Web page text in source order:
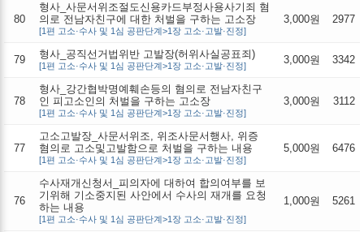
80
형사_사문서위조절도신용카드부정사용사기죄 혐
의로 전남자친구에 대한 처벌을 구하는 고소장
[1편 고소·수사 및 1심 공판단계>1장 고소·고발·진정]
3,000원 2977
79 형사_공직선거법위반 고발장(허위사실공표죄)
[1편 고소·수사 및 1심 공판단계>1장 고소·고발·진정] 3,000원 3342
78
형사_강간협박명예훼손등의 혐의로 전남자친구
인 피고소인의 처벌을 구하는 고소장
[1편 고소·수사 및 1심 공판단계>1장 고소·고발·진정]
3,000원 3112
77
고소고발장_사문서위조, 위조사문서행사, 위증
혐의로 고소및고발함으로 처벌을 구하는 내용
[1편 고소·수사 및 1심 공판단계>1장 고소·고발·진정]
5,000원 6476
76
수사재개신청서_피의자에 대하여 합의여부를 보
기위해 기소중지된 사안에서 수사의 재개를 요청
하는 내용
[1편 고소·수사 및 1심 공판단계>1장 고소·고발·진정]
1,000원 5261